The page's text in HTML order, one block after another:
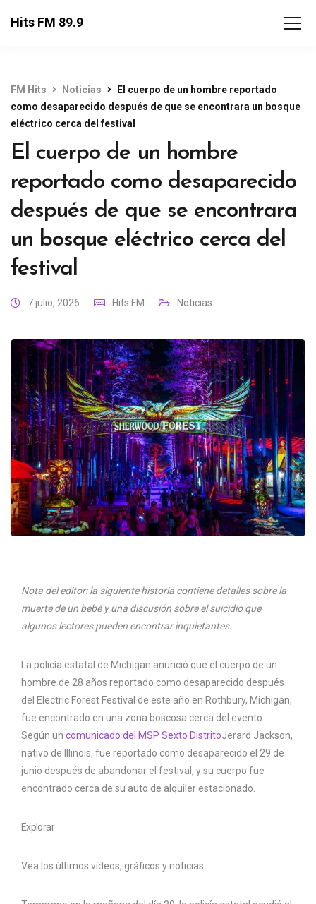
Hits FM 89.9
FM Hits Noticias
El cuerpo de un hombre reportado
como desaparecido después de que se encontrara un bosque
eléctrico cerca del festival
El cuerpo de un hombre
reportado como desaparecido
después de que se encontrara
un bosque eléctrico cerca del
festival
7 julio, 2026 Hits FM Noticias
Nota del editor: la siguiente historia contiene detalles sobre la
muerte de un bebé y una discusión sobre el suicidio que
algunos lectores pueden encontrar inquietantes.
La policía estatal de Michigan anunció que el cuerpo de un
hombre de 28 años reportado como desaparecido después
del Electric Forest Festival de este año en Rothbury, Michigan,
fue encontrado en una zona boscosa cerca del evento.
Según un comunicado del MSP Sexto DistritoJerard Jackson,
nativo de Illinois, fue reportado como desaparecido el 29 de
junio después de abandonar el festival, y su cuerpo fue
encontrado cerca de su auto de alquiler estacionado.
Explorar
Vea los últimos vídeos, gráficos y noticias